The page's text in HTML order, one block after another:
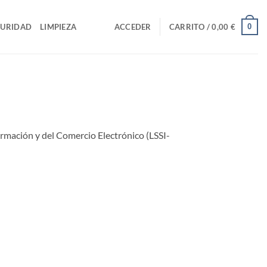
LIMPIEZA ACCEDER CARRITO /0,00 € 0
y del Comercio Electrónico (LSSI-